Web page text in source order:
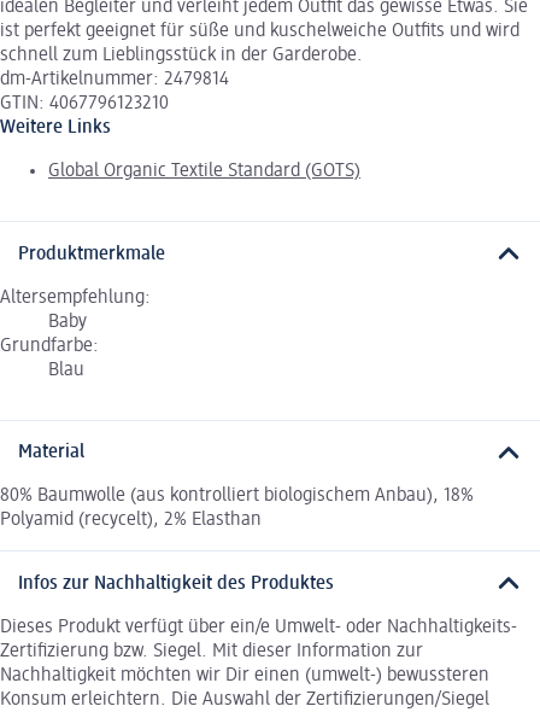
idealen Begleiter und verleiht jedem Outfit das gewisse Etwas. Sie
ist perfekt geeignet für süße und kuschelweiche Outfits und wird
schnell zum Lieblingsstück in der Garderobe.
dm-Artikelnummer: 2479814
GTIN: 4067796123210
Weitere Links
Global Organic Textile Standard (GOTS)
Produktmerkmale
Altersempfehlung:
Baby
Grundfarbe:
Blau
Material
80% Baumwolle (aus kontrolliert biologischem Anbau), 18%
Polyamid (recycelt), 2% Elasthan
Infos zur Nachhaltigkeit des Produktes
Dieses Produkt verfügt über ein/e Umwelt- oder Nachhaltigkeits-
Zertifizierung bzw. Siegel. Mit dieser Information zur
Nachhaltigkeit möchten wir Dir einen (umwelt-) bewussteren
Konsum erleichtern. Die Auswahl der Zertifizierungen/Siegel